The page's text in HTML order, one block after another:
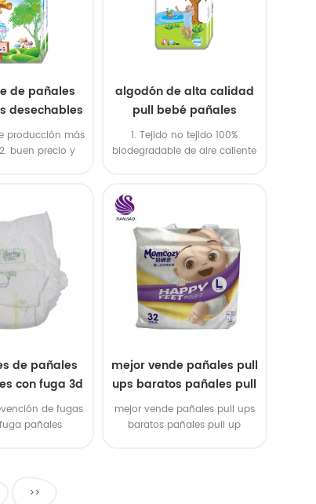
de pañales
desechables
de pañales
producción más
buen precio y
5. iso &
certificados
algodón de alta calidad
pull bebé pañales
pantalones oem
económico pañal
1. Tejido no tejido 100%
biodegradable de aire caliente
de pañales
con fuga 3d
de fugas
pañales
mejor vende pañales pull
ups baratos pañales pull
up económicos
mejor vende pañales pull ups
baratos pañales pull up
>>